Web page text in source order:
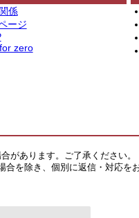
係
ージ
zero
があります。ご了承ください。
を除き、個別に返信・対応を